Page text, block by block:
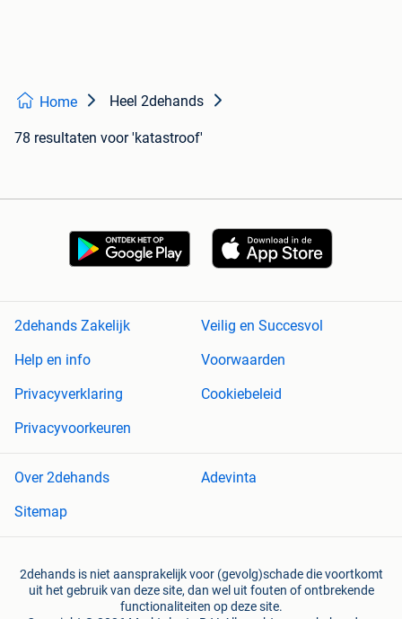
Home Heel 2dehands
78 resultaten voor 'katastroof'
2dehands Zakelijk
Veilig en Succesvol
Help en info
Voorwaarden
Privacyverklaring
Cookiebeleid
Privacyvoorkeuren
Over 2dehands
Adevinta
Sitemap
2dehands is niet aansprakelijk voor (gevolg)schade die voortkomt
uit het gebruik van deze site, dan wel uit fouten of ontbrekende
functionaliteiten op deze site.